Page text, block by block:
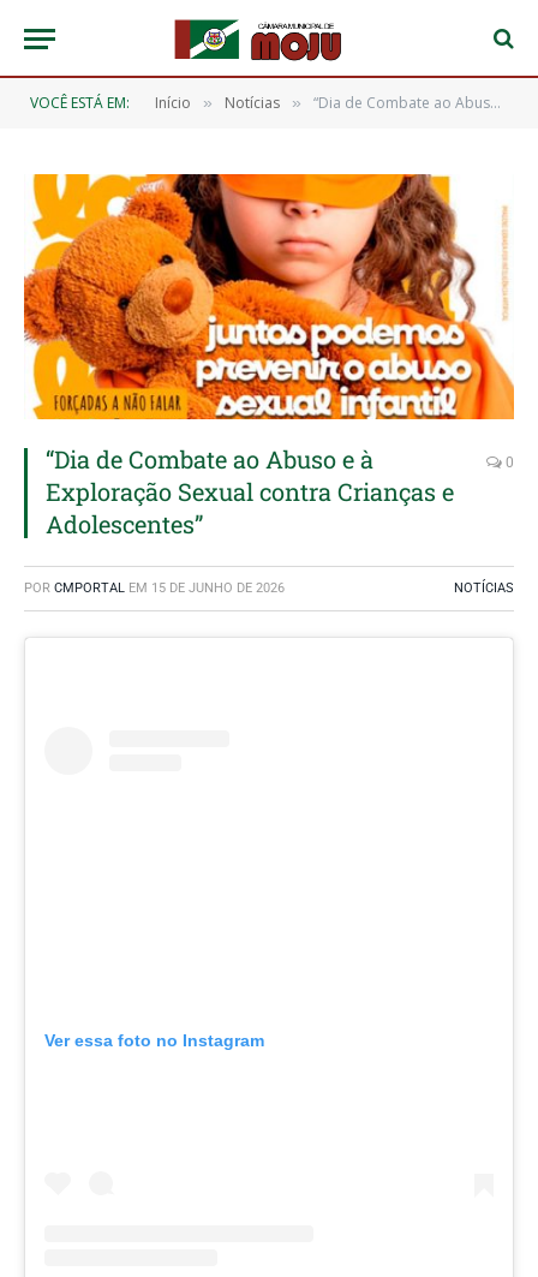
VOCÊ ESTÁ EM: Início » Notícias » “Dia de Combate ao Abuso e à Exploração Sexual contra Crianças e Adolescentes”
“Dia de Combate ao Abuso e à
Exploração Sexual contra Crianças e
Adolescentes”
0
POR CMPORTAL EM 15 DE JUNHO DE 2026 NOTÍCIAS
Ver essa foto no Instagram